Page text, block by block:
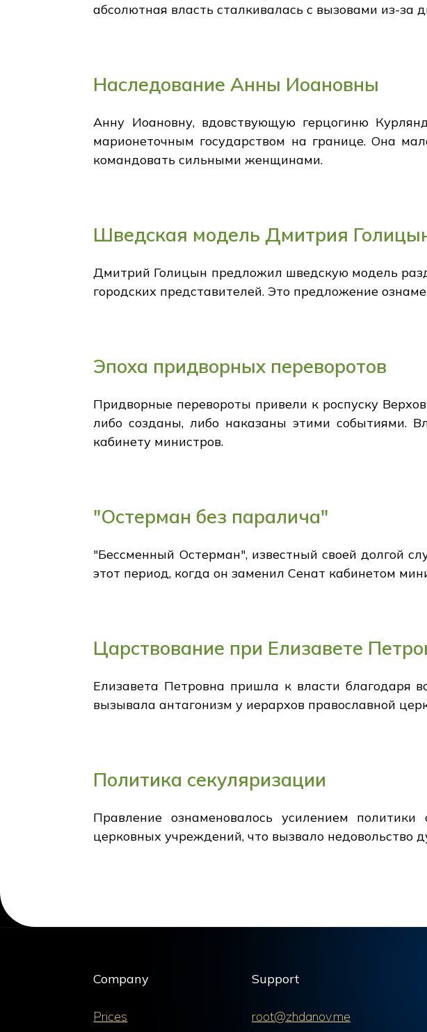
абсолютная власть сталкивалась с вызовами из-за
Наследование Анны Иоановны
Анну Иоановну, вдовствующую герцогиню
марионеточным государством на границе. Она
командовать сильными женщинами.
Шведская модель Дмитрия
Дмитрий Голицын предложил шведскую модель
городских представителей. Это предложение
Эпоха придворных переворотов
Придворные перевороты привели к роспуску
либо созданы, либо наказаны этими событиями.
кабинету министров.
"Остерман без паралича"
"Бессменный Остерман", известный своей долгой
этот период, когда он заменил Сенат кабинетом
Царствование при Елизавете
Елизавета Петровна пришла к власти благодаря
вызывала антагонизм у иерархов православной
Политика секуляризации
Правление ознаменовалось усилением
церковных учреждений, что вызвало недовольство
Company
Prices
Support
root@zhdanov.me